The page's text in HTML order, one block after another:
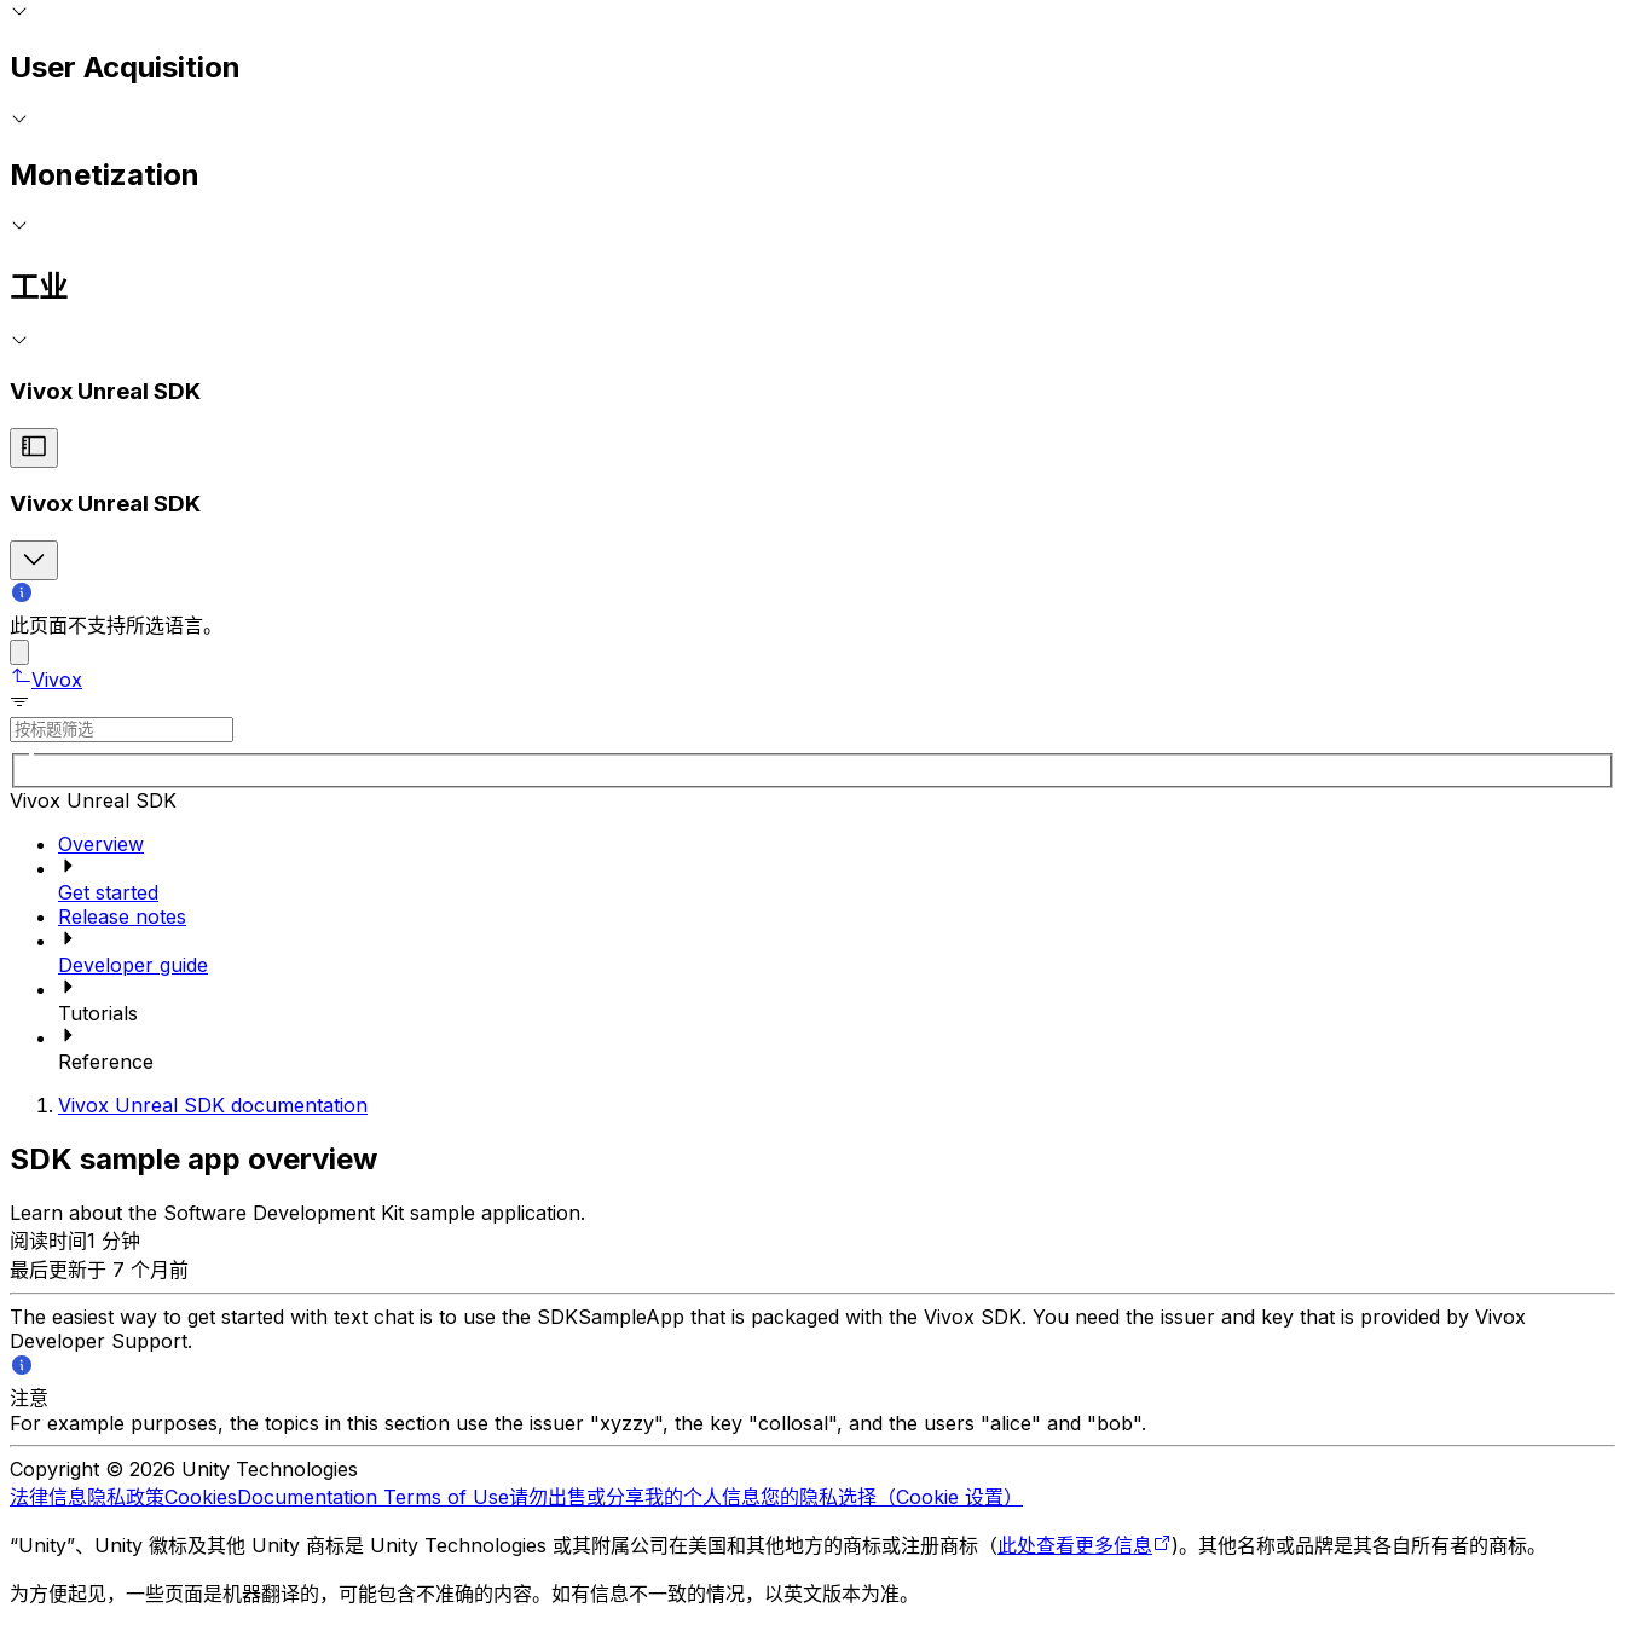
User Acquisition
Monetization
工业
Vivox Unreal SDK
Vivox Unreal SDK
此页面不支持所选语言。
Vivox
Vivox Unreal SDK
Overview
Get started
Release notes
Developer guide
Tutorials
Reference
Vivox Unreal SDK documentation
SDK sample app overview
Learn about the Software Development Kit sample application.
阅读时间1 分钟
最后更新于 7 个月前
The easiest way to get started with text chat is to use the SDKSampleApp that is packaged with the Vivox SDK. You need the issuer and key that is provided by Vivox
Developer Support.
注意
For example purposes, the topics in this section use the issuer "xyzzy", the key "collosal", and the users "alice" and "bob".
Copyright © 2026 Unity Technologies
法律信息隐私政策CookiesDocumentation Terms of Use请勿出售或分享我的个人信息您的隐私选择（Cookie 设置）
“Unity”、Unity 徽标及其他 Unity 商标是 Unity Technologies 或其附属公司在美国和其他地方的商标或注册商标（此处查看更多信息
)。其他名称或品牌是其各自所有者的商标。
为方便起见，一些页面是机器翻译的，可能包含不准确的内容。如有信息不一致的情况，以英文版本为准。